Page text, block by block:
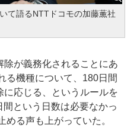
て語るNTTドコモの加藤薫社
が義務化されることにあ
る機種について、180日間
応じる、というルールを
間という日数は必要なかっ
る声も上がっていた。